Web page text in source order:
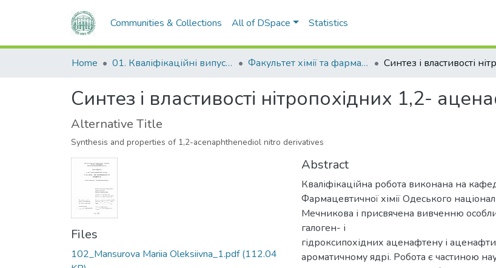
Communities & Collections All of DSpace Statistics
Home 01. Кваліфікаційні випускні роботи здобувачів вищої освіти Факультет хімії та фармації
Синтез і властивості нітропохідних 1,2-
Alternative Title
Synthesis and properties of 1,2-acenaphthenediol nitro derivatives
Files
102_Mansurova Mariia Oleksiivna_1.pdf(112.04
Abstract
Кваліфікаційна робота виконана на
Фармацевтичної хімії Одеського
Мечникова і присвячена вивченню
галоген- і
гідроксипохідних аценафтену і
ароматичному ядрі. Робота є частиною